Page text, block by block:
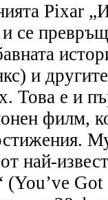
Pixar
се
и
Това е и
филм,
най-
(You’ve